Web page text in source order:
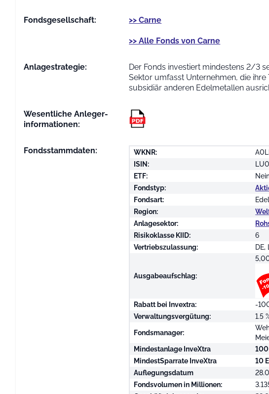
Fondsgesellschaft: >> Carne
>> Alle Fonds von Carne
Anlage­strategie:
Der Fonds investiert mindestens 2/3
Sektor umfasst Unternehmen, die
subsidiär anderen Edelmetallen
Wesentliche Anleger­
informationen:
Fondsstammdaten: WKNR:
ISIN:
ETF:
Fondstyp:
Fondsart:
Region:
Anlagesektor:
Risikoklasse KIID:
6
Vertriebszulassung:
DE,
Ausgabeaufschlag:
Rabatt bei Invextra:
-
Verwaltungsvergütung:
1.5
Fondsmanager:
Mindestanlage InveXtra
100
MindestSparrate InveXtra
10
Auflegungsdatum
Fondsvolumen in Millionen: